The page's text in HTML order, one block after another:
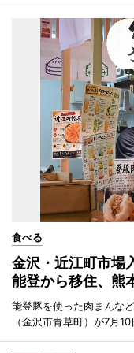
食べる
金沢・近江町市場
能登から移住、熊
能登豚を使った肉まんな
（金沢市青草町）が7月